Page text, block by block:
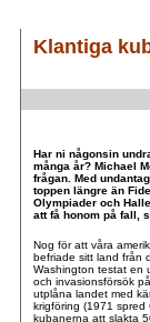
Klantiga
Har ni någonsin
många år? Michael
frågan. Med
toppen längre än
Olympiader och
att få honom på fall,
Nog för att våra
befriade sitt land från
Washington testat en
och invasionsförsök
utplåna landet med
krigföring (1971 spred
kubanerna att slakta